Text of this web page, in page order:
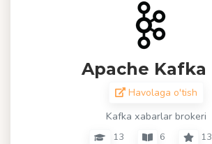
Apache Kafka
Havolaga o'tish
Kafka xabarlar brokeri
13 6 13